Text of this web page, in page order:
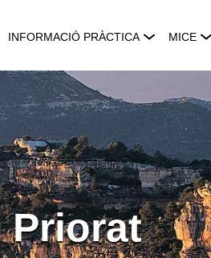
INFORMACIÓ PRÀCTICA MICE
Priorat